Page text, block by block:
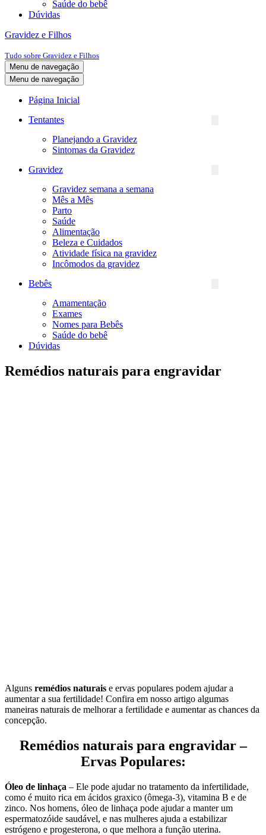
Saúde do bebê
Dúvidas
Gravidez e Filhos
Tudo sobre Gravidez e Filhos
Menu de navegação
Menu de navegação
Página Inicial
Tentantes
Planejando a Gravidez
Sintomas da Gravidez
Gravidez
Gravidez semana a semana
Mês a Mês
Parto
Saúde
Alimentação
Beleza e Cuidados
Atividade física na gravidez
Incômodos da gravidez
Bebês
Amamentação
Exames
Nomes para Bebês
Saúde do bebê
Dúvidas
Remédios naturais para engravidar
Alguns remédios naturais e ervas populares podem ajudar a
aumentar a sua fertilidade! Confira em nosso artigo algumas
maneiras naturais de melhorar a fertilidade e aumentar as chances da
concepção.
Remédios naturais para engravidar –
Ervas Populares:
Óleo de linhaça – Ele pode ajudar no tratamento da infertilidade,
como é muito rica em ácidos graxico (ômega-3), vitamina B e de
zinco. Nos homens, óleo de linhaça pode ajudar a manter um
espermatozóide saudável, e nas mulheres ajuda a estabilizar
estrógeno e progesterona, o que melhora a função uterina.